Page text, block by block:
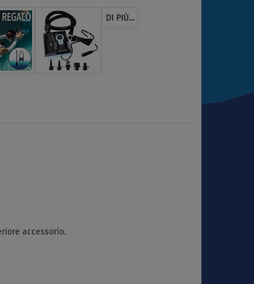
DI PIÙ...
accessorio.